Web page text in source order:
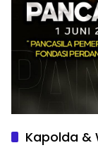
Kapolda &